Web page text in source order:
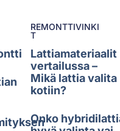
REMONTTIVINKI
T
Lattiamateriaalit
vertailussa –
Mikä lattia valita
kotiin?
Onko